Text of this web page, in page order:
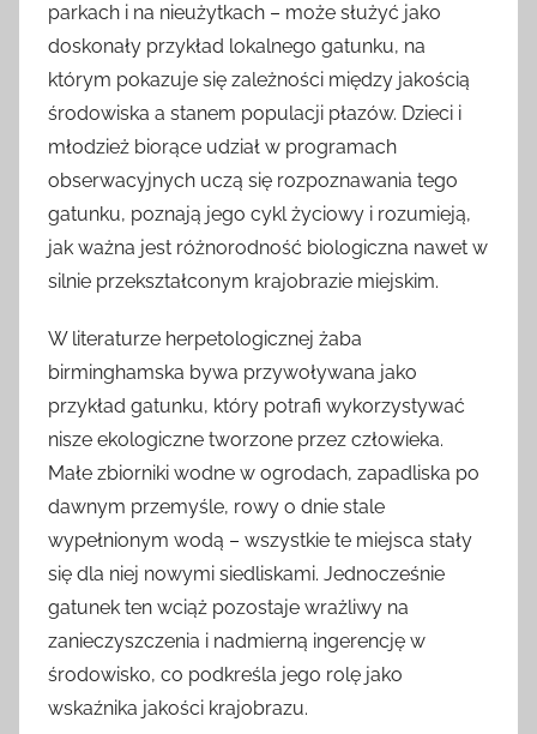
parkach i na nieużytkach – może służyć jako
doskonały przykład lokalnego gatunku, na
którym pokazuje się zależności między jakością
środowiska a stanem populacji płazów. Dzieci i
młodzież biorące udział w programach
obserwacyjnych uczą się rozpoznawania tego
gatunku, poznają jego cykl życiowy i rozumieją,
jak ważna jest różnorodność biologiczna nawet w
silnie przekształconym krajobrazie miejskim.
W literaturze herpetologicznej żaba
birminghamska bywa przywoływana jako
przykład gatunku, który potrafi wykorzystywać
nisze ekologiczne tworzone przez człowieka.
Małe zbiorniki wodne w ogrodach, zapadliska po
dawnym przemyśle, rowy o dnie stale
wypełnionym wodą – wszystkie te miejsca stały
się dla niej nowymi siedliskami. Jednocześnie
gatunek ten wciąż pozostaje wrażliwy na
zanieczyszczenia i nadmierną ingerencję w
środowisko, co podkreśla jego rolę jako
wskaźnika jakości krajobrazu.